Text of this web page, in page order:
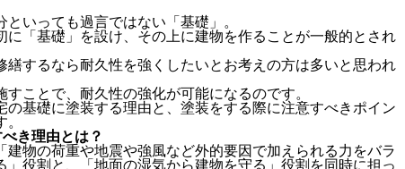
せ
【年収600万も可能】未経験歓迎の現
場管理サポート★残業代100％支給／
髪型自由
2026.04.13
を検討する方
て方と相談先
座間市の外壁塗装と屋根リフォームは
JBHRにお任せ
2026.06.01
建物の点検・維持管理は信頼できる専
門家へ （チラシ）②
2020.03.09
お客様アンケート404
2026.01.25
を検討する方
選びのポイン
火災報知器の設置義務とは？使用期限
はあるのかを解説
2026.04.18
を検討する方
て方と相談先
座間市の外壁塗装と屋根リフォームは
JBHRにお任せ
2026.06.01
施工の際は足場幕を設置しています
2020.05.25
のお知らせ
いっても過言ではない「基礎」。
に「基礎」を設け、その上に建物を作ることが一般的とされ
繕するなら耐久性を強くしたいとお考えの方は多いと思われ
ことで、耐久性の強化が可能になるのです。
の基礎に塗装する理由と、塗装をする際に注意すべきポイン
き理由とは？
建物の荷重や地震や強風など外的要因で加えられる力をバラ
」役割と、「地面の湿気から建物を守る」役割を同時に担っ